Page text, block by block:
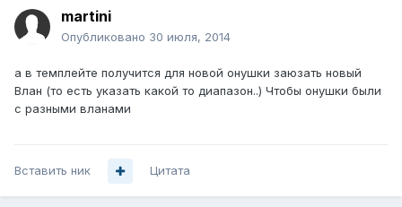
martini
Опубликовано 30 июля, 2014
а в темплейте получится для новой онушки заюзать новый
Влан (то есть указать какой то диапазон..) Чтобы онушки были
с разными вланами
Вставить ник Цитата